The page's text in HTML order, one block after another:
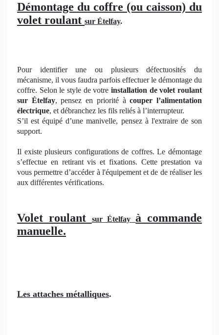
Démontage du coffre (ou caisson) du
volet roulant sur Ételfay.
Pour identifier une ou plusieurs défectuosités du
mécanisme, il vous faudra parfois effectuer le démontage du
coffre. Selon le style de votre installation de volet roulant
sur Ételfay, pensez en priorité àcouper l’alimentation
électrique, et débranchez les fils reliés à l’interrupteur.
S’il est équipé d’une manivelle, pensez à l'extraire de son
support.
Il existe plusieurs configurations de coffres. Le démontage
s’effectue en retirant vis et fixations. Cette prestation va
vous permettre d’accéder à l'équipement et de de réaliser les
aux différentes vérifications.
Volet roulant sur Ételfayà commande
manuelle.
Les attaches métalliques.